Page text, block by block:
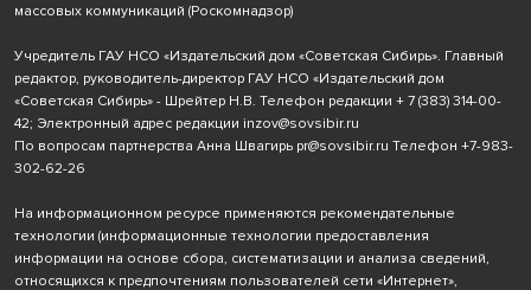
массовых коммуникаций (Роскомнадзор)
Учредитель ГАУ НСО «Издательский дом «Советская Сибирь». Главный
редактор, руководитель-директор ГАУ НСО «Издательский дом
«Советская Сибирь» - Шрейтер Н.В. Телефон редакции + 7 (383) 314-00-
42; Электронный адрес редакции inzov@sovsibir.ru
По вопросам партнерства Анна Швагирь pr@sovsibir.ru Телефон +7-983-
302-62-26
На информационном ресурсе применяются рекомендательные
технологии (информационные технологии предоставления
информации на основе сбора, систематизации и анализа сведений,
относящихся к предпочтениям пользователей сети «Интернет»,